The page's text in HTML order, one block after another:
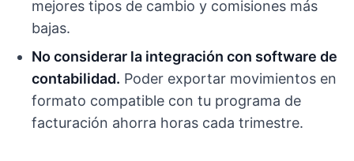
mejores tipos de cambio y comisiones más
bajas.
No considerar la integración con software de
contabilidad. Poder exportar movimientos en
formato compatible con tu programa de
facturación ahorra horas cada trimestre.